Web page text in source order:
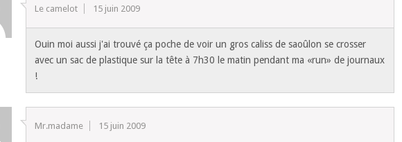
Le camelot 15 juin 2009
Ouin moi aussi j'ai trouvé ça poche de voir un gros caliss de saoûlon se crosser
avec un sac de plastique sur la tête à 7h30 le matin pendant ma «run» de journaux
!
Mr.madame 15 juin 2009